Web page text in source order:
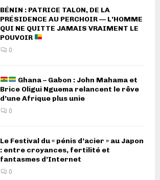
BÉNIN : PATRICE TALON, DE LA
PRÉSIDENCE AU PERCHOIR — L’HOMME
QUI NE QUITTE JAMAIS VRAIMENT LE
POUVOIR
0
Ghana – Gabon : John Mahama et
Brice Oligui Nguema relancent le rêve
d’une Afrique plus unie
0
Le Festival du « pénis d’acier » au Japon
: entre croyances, fertilité et
fantasmes d’Internet
0